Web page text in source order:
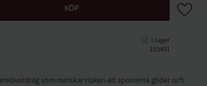
KÖP Lägg till
153491
som minskar risken att sporrarna glider och